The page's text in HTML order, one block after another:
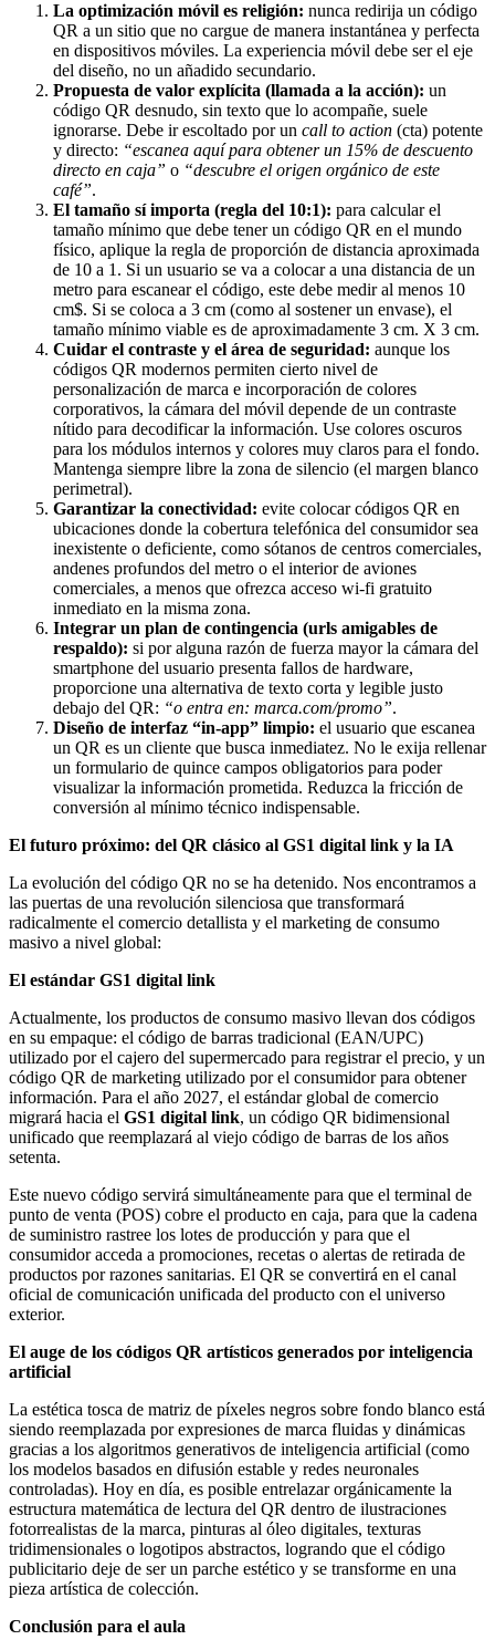
La optimización móvil es religión: nunca redirija un código
QR a un sitio que no cargue de manera instantánea y perfecta
en dispositivos móviles. La experiencia móvil debe ser el eje
del diseño, no un añadido secundario.
Propuesta de valor explícita (llamada a la acción): un
código QR desnudo, sin texto que lo acompañe, suele
ignorarse. Debe ir escoltado por un call to action (cta) potente
y directo: “escanea aquí para obtener un 15% de descuento
directo en caja” o “descubre el origen orgánico de este
café”.
El tamaño sí importa (regla del 10:1): para calcular el
tamaño mínimo que debe tener un código QR en el mundo
físico, aplique la regla de proporción de distancia aproximada
de 10 a 1. Si un usuario se va a colocar a una distancia de un
metro para escanear el código, este debe medir al menos 10
cm$. Si se coloca a 3 cm (como al sostener un envase), el
tamaño mínimo viable es de aproximadamente 3 cm. X 3 cm.
Cuidar el contraste y el área de seguridad: aunque los
códigos QR modernos permiten cierto nivel de
personalización de marca e incorporación de colores
corporativos, la cámara del móvil depende de un contraste
nítido para decodificar la información. Use colores oscuros
para los módulos internos y colores muy claros para el fondo.
Mantenga siempre libre la zona de silencio (el margen blanco
perimetral).
Garantizar la conectividad: evite colocar códigos QR en
ubicaciones donde la cobertura telefónica del consumidor sea
inexistente o deficiente, como sótanos de centros comerciales,
andenes profundos del metro o el interior de aviones
comerciales, a menos que ofrezca acceso wi-fi gratuito
inmediato en la misma zona.
Integrar un plan de contingencia (urls amigables de
respaldo): si por alguna razón de fuerza mayor la cámara del
smartphone del usuario presenta fallos de hardware,
proporcione una alternativa de texto corta y legible justo
debajo del QR: “o entra en: marca.com/promo”.
Diseño de interfaz “in-app” limpio: el usuario que escanea
un QR es un cliente que busca inmediatez. No le exija rellenar
un formulario de quince campos obligatorios para poder
visualizar la información prometida. Reduzca la fricción de
conversión al mínimo técnico indispensable.
El futuro próximo: del QR clásico al GS1 digital link y la IA
La evolución del código QR no se ha detenido. Nos encontramos a
las puertas de una revolución silenciosa que transformará
radicalmente el comercio detallista y el marketing de consumo
masivo a nivel global:
El estándar GS1 digital link
Actualmente, los productos de consumo masivo llevan dos códigos
en su empaque: el código de barras tradicional (EAN/UPC)
utilizado por el cajero del supermercado para registrar el precio, y un
código QR de marketing utilizado por el consumidor para obtener
información. Para el año 2027, el estándar global de comercio
migrará hacia el GS1 digital link, un código QR bidimensional
unificado que reemplazará al viejo código de barras de los años
setenta.
Este nuevo código servirá simultáneamente para que el terminal de
punto de venta (POS) cobre el producto en caja, para que la cadena
de suministro rastree los lotes de producción y para que el
consumidor acceda a promociones, recetas o alertas de retirada de
productos por razones sanitarias. El QR se convertirá en el canal
oficial de comunicación unificada del producto con el universo
exterior.
El auge de los códigos QR artísticos generados por inteligencia
artificial
La estética tosca de matriz de píxeles negros sobre fondo blanco está
siendo reemplazada por expresiones de marca fluidas y dinámicas
gracias a los algoritmos generativos de inteligencia artificial (como
los modelos basados en difusión estable y redes neuronales
controladas). Hoy en día, es posible entrelazar orgánicamente la
estructura matemática de lectura del QR dentro de ilustraciones
fotorrealistas de la marca, pinturas al óleo digitales, texturas
tridimensionales o logotipos abstractos, logrando que el código
publicitario deje de ser un parche estético y se transforme en una
pieza artística de colección.
Conclusión para el aula